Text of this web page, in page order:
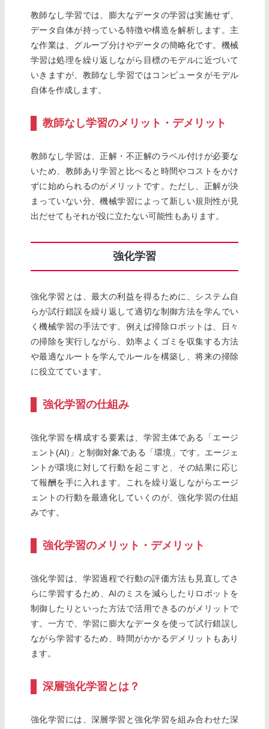
教師なし学習では、膨大なデータの学習は実施せず、
データ自体が持っている特徴や構造を解析します。主
な作業は、グループ分けやデータの簡略化です。機械
学習は処理を繰り返しながら目標のモデルに近づいて
いきますが、教師なし学習ではコンピュータがモデル
自体を作成します。
教師なし学習のメリット・デメリット
教師なし学習は、正解・不正解のラベル付けが必要な
いため、教師あり学習と比べると時間やコストをかけ
ずに始められるのがメリットです。ただし、正解が決
まっていない分、機械学習によって新しい規則性が見
出だせてもそれが役に立たない可能性もあります。
強化学習
強化学習とは、最大の利益を得るために、システム自
らが試行錯誤を繰り返して適切な制御方法を学んでい
く機械学習の手法です。例えば掃除ロボットは、日々
の掃除を実行しながら、効率よくゴミを収集する方法
や最適なルートを学んでルールを構築し、将来の掃除
に役立てています。
強化学習の仕組み
強化学習を構成する要素は、学習主体である「エージ
ェント(AI)」と制御対象である「環境」です。エージェ
ントが環境に対して行動を起こすと、その結果に応じ
て報酬を手に入れます。これを繰り返しながらエージ
ェントの行動を最適化していくのが、強化学習の仕組
みです。
強化学習のメリット・デメリット
強化学習は、学習過程で行動の評価方法も見直してさ
らに学習するため、AIのミスを減らしたりロボットを
制御したりといった方法で活用できるのがメリットで
す。一方で、学習に膨大なデータを使って試行錯誤し
ながら学習するため、時間がかかるデメリットもあり
ます。
深層強化学習とは？
強化学習には、深層学習と強化学習を組み合わせた深